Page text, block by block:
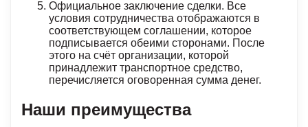
Официальное заключение сделки. Все
условия сотрудничества отображаются в
соответствующем соглашении, которое
подписывается обеими сторонами. После
этого на счёт организации, которой
принадлежит транспортное средство,
перечисляется оговоренная сумма денег.
Наши преимущества